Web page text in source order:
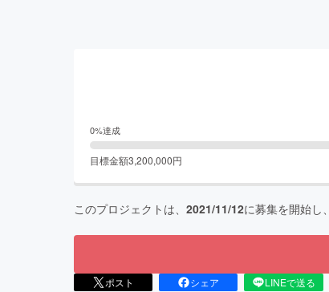
0%達成
目標金額3,200,000円
このプロジェクトは、 2021/11/12に募集を開始し、
ポスト シェア LINEで送る